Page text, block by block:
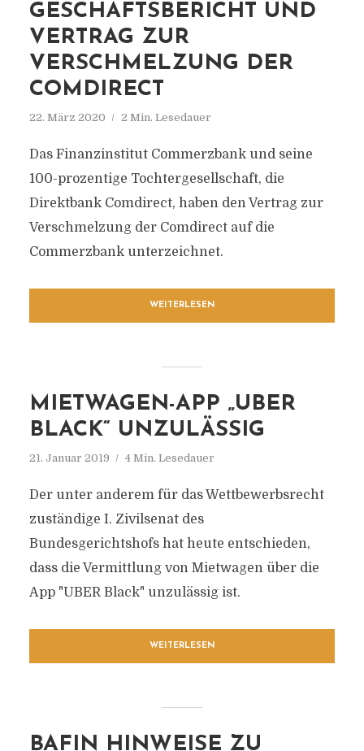
GESCHÄFTSBERICHT UND
VERTRAG ZUR
VERSCHMELZUNG DER
COMDIRECT
22. März 2020 2 Min. Lesedauer
Das Finanzinstitut Commerzbank und seine
100-prozentige Tochtergesellschaft, die
Direktbank Comdirect, haben den Vertrag zur
Verschmelzung der Comdirect auf die
Commerzbank unterzeichnet.
WEITERLESEN
MIETWAGEN-APP „UBER
BLACK“ UNZULÄSSIG
21. Januar 2019 4 Min. Lesedauer
Der unter anderem für das Wettbewerbsrecht
zuständige I. Zivilsenat des
Bundesgerichtshofs hat heute entschieden,
dass die Vermittlung von Mietwagen über die
App "UBER Black" unzulässig ist.
WEITERLESEN
BAFIN HINWEISE ZU